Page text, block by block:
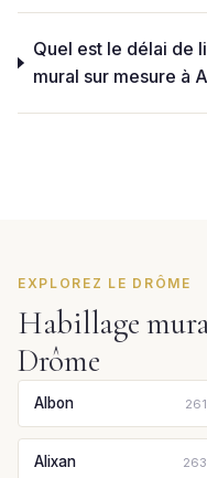
Quel est le délai de
mural sur mesure à
EXPLOREZ LE DRÔME
Habillage
Drôme
Albon
Alixan